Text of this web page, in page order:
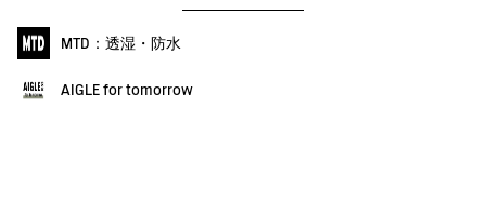
MTD：透湿・防水
AIGLE for tomorrow